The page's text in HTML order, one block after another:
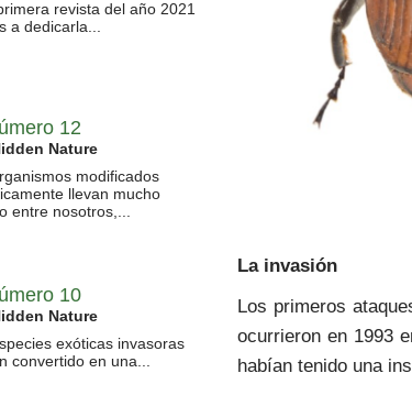
revista del año 2021
a dedicarla...
12
Nature
modificados
llevan mucho
entre nosotros,...
10
Nature
exóticas invasoras
convertido en una...
La invasión
Los primeros
ocurrieron en 1993
habían tenido una